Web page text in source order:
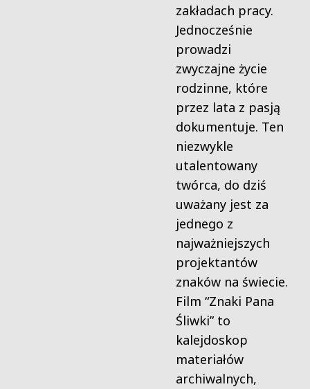
zakładach pracy.
Jednocześnie
prowadzi
zwyczajne życie
rodzinne, które
przez lata z pasją
dokumentuje. Ten
niezwykle
utalentowany
twórca, do dziś
uważany jest za
jednego z
najważniejszych
projektantów
znaków na świecie.
Film “Znaki Pana
Śliwki” to
kalejdoskop
materiałów
archiwalnych,